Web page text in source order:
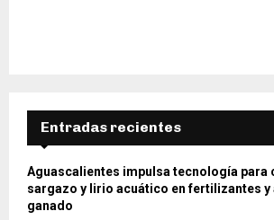
Entradas recientes
Aguascalientes impulsa tecnología para
sargazo y lirio acuático en fertilizantes y
ganado